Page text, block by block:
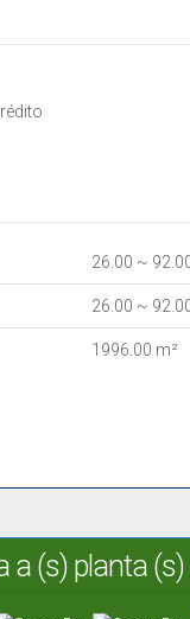
26.00 ~ 92
26.00 ~ 92
1996.00 m²
a (s) planta